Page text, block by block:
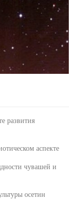
развития
аспекте
чувашей и
осетин